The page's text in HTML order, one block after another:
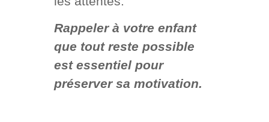
Rappeler à votre enfant
que tout reste possible
est essentiel pour
préserver sa motivation.